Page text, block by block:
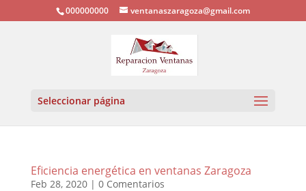
000000000 ventanaszaragoza@gmail.com
Seleccionar página
Eficiencia energética en ventanas Zaragoza
Feb 28, 2020| 0 Comentarios